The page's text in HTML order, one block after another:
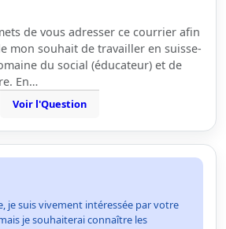
de vous adresser ce courrier afin
mon souhait de travailler en suisse-
du social (éducateur) et de
En…
Voir l'Question
je suis vivement intéressée par votre
je souhaiterai connaître les